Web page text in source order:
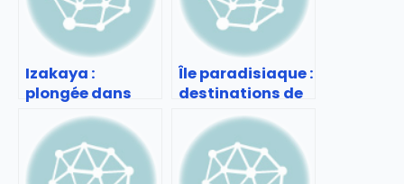
Izakaya :
plongée dans
l’ambiance des
bars-
restaurants
japonais
Île paradisiaque :
destinations de
rêve à travers le
monde